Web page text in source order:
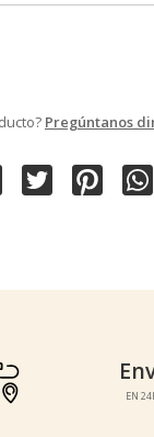
Pregúntanos
EN
Envío Gratis
EN 24H A PARTIR DE 100€